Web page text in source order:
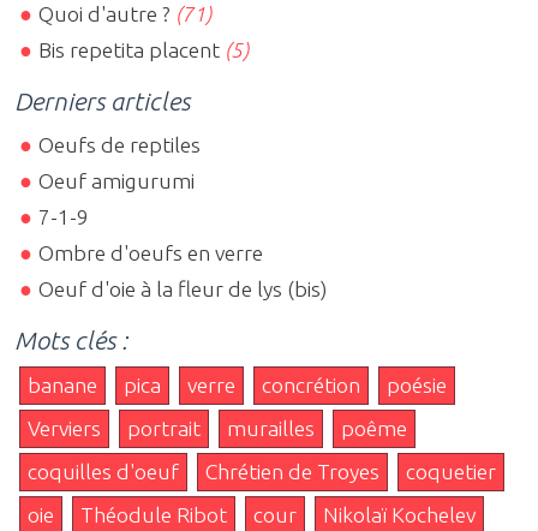
Quoi d'autre ? (71)
Bis repetita placent (5)
Derniers articles
Oeufs de reptiles
Oeuf amigurumi
7-1-9
Ombre d'oeufs en verre
Oeuf d'oie à la fleur de lys (bis)
Mots clés :
banane pica verre concrétion
poésie
Verviers
portrait murailles
poême
coquilles d'oeuf
Chrétien de Troyes
coquetier
oie
Théodule Ribot cour
Nikolaï Kochelev